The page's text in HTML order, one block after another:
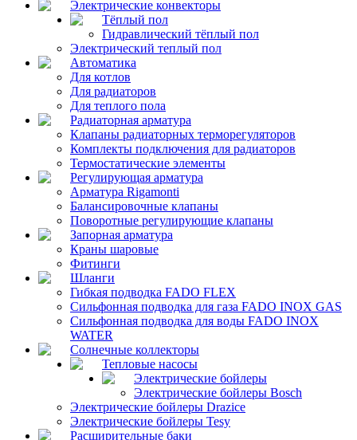
Электрические конвекторы
Тёплый пол
Гидравлический тёплый пол
Электрический теплый пол
Автоматика
Для котлов
Для радиаторов
Для теплого пола
Радиаторная арматура
Клапаны радиаторных терморегуляторов
Комплекты подключения для радиаторов
Термостатические элементы
Регулирующая арматура
Арматура Rigamonti
Балансировочные клапаны
Поворотные регулирующие клапаны
Запорная арматура
Краны шаровые
Фитинги
Шланги
Гибкая подводка FADO FLEX
Сильфонная подводка для газа FADO INOX GAS
Сильфонная подводка для воды FADO INOX
WATER
Солнечные коллекторы
Тепловые насосы
Электрические бойлеры
Электрические бойлеры Bosch
Электрические бойлеры Drazice
Электрические бойлеры Tesy
Расширительные баки